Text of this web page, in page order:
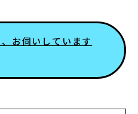
お伺いしています